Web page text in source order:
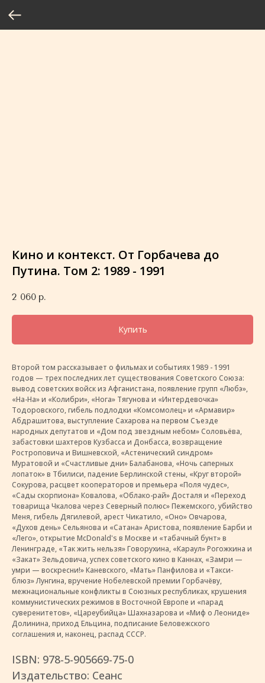
Кино и контекст. От Горбачева до
Путина. Том 2: 1989 - 1991
2 060 р.
Купить
Второй том рассказывает о фильмах и событиях 1989 - 1991
годов — трех последних лет существования Советского Союза:
вывод советских войск из Афганистана, появление групп «Любэ»,
«На-На» и «Колибри», «Нога» Тягунова и «Интердевочка»
Тодоровского, гибель подлодки «Комсомолец» и «Армавир»
Абдрашитова, выступление Сахарова на первом Съезде
народных депутатов и «Дом под звездным небом» Соловьёва,
забастовки шахтеров Кузбасса и Донбасса, возвращение
Ростроповича и Вишневской, «Астенический синдром»
Муратовой и «Счастливые дни» Балабанова, «Ночь саперных
лопаток» в Тбилиси, падение Берлинской стены, «Круг второй»
Сокурова, расцвет кооператоров и премьера «Поля чудес»,
«Сады скорпиона» Ковалова, «Облако-рай» Досталя и «Переход
товарища Чкалова через Северный полюс» Пежемского, убийство
Меня, гибель Дягилевой, арест Чикатило, «Оно» Овчарова,
«Духов день» Сельянова и «Сатана» Аристова, появление Барби и
«Лего», открытие McDonald's в Москве и «табачный бунт» в
Ленинграде, «Так жить нельзя» Говорухина, «Караул» Рогожкина и
«Закат» Зельдовича, успех советского кино в Каннах, «Замри —
умри — воскресни!» Каневского, «Мать» Панфилова и «Такси-
блюз» Лунгина, вручение Нобелевской премии Горбачёву,
межнациональные конфликты в Союзных республиках, крушения
коммунистических режимов в Восточной Европе и «парад
суверенитетов», «Цареубийца» Шахназарова и «Миф о Леониде»
Долинина, приход Ельцина, подписание Беловежского
соглашения и, наконец, распад СССР.
ISBN: 978-5-905669-75-0
Издательство: Сеанс